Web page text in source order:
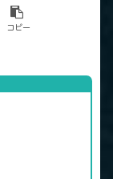
コピー